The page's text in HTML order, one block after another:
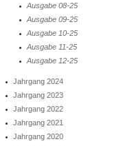
Ausgabe 09-14
Ausgabe 10-14
Ausgabe 11-14
Weihnachten 2014
Ausgabe 08-25
Ausgabe 09-25
Ausgabe 10-25
Ausgabe 11-25
Ausgabe 12-25
Jahrgang 2024
Ausgabe 01-24
Ausgabe 02-24
Ausgabe 03-24
Ausgabe 04-24
Jahrgang 2023
Ausgabe 01-23
Ausgabe 02-23
Ausgabe 03-23
Jahrgang 2022
Ausgabe 01-22
Ausgabe 02-22
Jahrgang 2021
Ausgabe 01-21
Jahrgang 2020